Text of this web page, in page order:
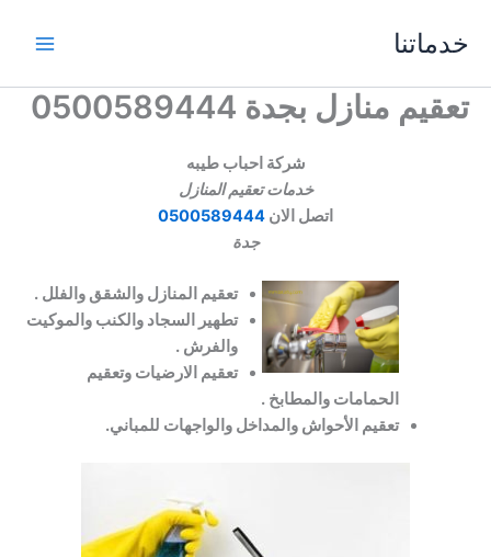
خدماتنا
تعقيم منازل بجدة 0500589444
شركة احباب طيبه
خدمات تعقيم المنازل
اتصل الان 0500589444
جدة
تعقيم المنازل والشقق والفلل .
تطهير السجاد والكنب والموكيت
والفرش .
تعقيم الارضيات وتعقيم
الحمامات والمطابخ .
تعقيم الأحواش والمداخل والواجهات للمباني.